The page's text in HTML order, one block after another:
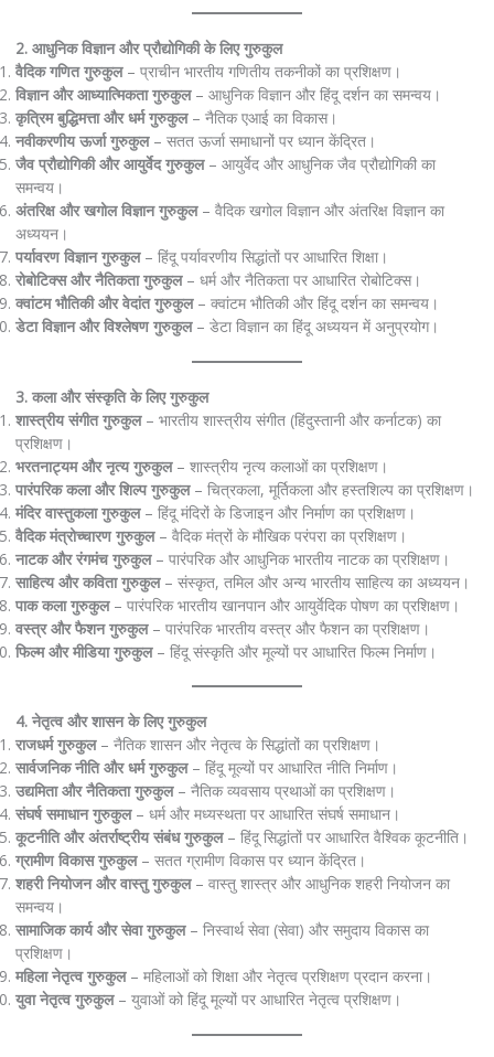
2. आधुनिक विज्ञान और प्रौद्योगिकी के लिए गुरुकुल
वैदिक गणित गुरुकुल– प्राचीन भारतीय गणितीय तकनीकों का प्रशिक्षण।
विज्ञान और आध्यात्मिकता गुरुकुल– आधुनिक विज्ञान और हिंदू दर्शन का समन्वय।
कृत्रिम बुद्धिमत्ता और धर्म गुरुकुल– नैतिक एआई का विकास।
नवीकरणीय ऊर्जा गुरुकुल– सतत ऊर्जा समाधानों पर ध्यान केंद्रित।
जैव प्रौद्योगिकी और आयुर्वेद गुरुकुल– आयुर्वेद और आधुनिक जैव प्रौद्योगिकी का
समन्वय।
अंतरिक्ष और खगोल विज्ञान गुरुकुल– वैदिक खगोल विज्ञान और अंतरिक्ष विज्ञान का
अध्ययन।
पर्यावरण विज्ञान गुरुकुल– हिंदू पर्यावरणीय सिद्धांतों पर आधारित शिक्षा।
रोबोटिक्स और नैतिकता गुरुकुल– धर्म और नैतिकता पर आधारित रोबोटिक्स।
क्वांटम भौतिकी और वेदांत गुरुकुल– क्वांटम भौतिकी और हिंदू दर्शन का समन्वय।
डेटा विज्ञान और विश्लेषण गुरुकुल– डेटा विज्ञान का हिंदू अध्ययन में अनुप्रयोग।
3. कला और संस्कृति के लिए गुरुकुल
शास्त्रीय संगीत गुरुकुल– भारतीय शास्त्रीय संगीत (हिंदुस्तानी और कर्नाटक) का
प्रशिक्षण।
भरतनाट्यम और नृत्य गुरुकुल– शास्त्रीय नृत्य कलाओं का प्रशिक्षण।
पारंपरिक कला और शिल्प गुरुकुल– चित्रकला, मूर्तिकला और हस्तशिल्प का प्रशिक्षण।
मंदिर वास्तुकला गुरुकुल– हिंदू मंदिरों के डिजाइन और निर्माण का प्रशिक्षण।
वैदिक मंत्रोच्चारण गुरुकुल– वैदिक मंत्रों के मौखिक परंपरा का प्रशिक्षण।
नाटक और रंगमंच गुरुकुल– पारंपरिक और आधुनिक भारतीय नाटक का प्रशिक्षण।
साहित्य और कविता गुरुकुल– संस्कृत, तमिल और अन्य भारतीय साहित्य का अध्ययन।
पाक कला गुरुकुल– पारंपरिक भारतीय खानपान और आयुर्वेदिक पोषण का प्रशिक्षण।
वस्त्र और फैशन गुरुकुल– पारंपरिक भारतीय वस्त्र और फैशन का प्रशिक्षण।
फिल्म और मीडिया गुरुकुल– हिंदू संस्कृति और मूल्यों पर आधारित फिल्म निर्माण।
4. नेतृत्व और शासन के लिए गुरुकुल
राजधर्म गुरुकुल– नैतिक शासन और नेतृत्व के सिद्धांतों का प्रशिक्षण।
सार्वजनिक नीति और धर्म गुरुकुल– हिंदू मूल्यों पर आधारित नीति निर्माण।
उद्यमिता और नैतिकता गुरुकुल– नैतिक व्यवसाय प्रथाओं का प्रशिक्षण।
संघर्ष समाधान गुरुकुल– धर्म और मध्यस्थता पर आधारित संघर्ष समाधान।
कूटनीति और अंतर्राष्ट्रीय संबंध गुरुकुल– हिंदू सिद्धांतों पर आधारित वैश्विक कूटनीति।
ग्रामीण विकास गुरुकुल– सतत ग्रामीण विकास पर ध्यान केंद्रित।
शहरी नियोजन और वास्तु गुरुकुल– वास्तु शास्त्र और आधुनिक शहरी नियोजन का
समन्वय।
सामाजिक कार्य और सेवा गुरुकुल– निस्वार्थ सेवा (सेवा) और समुदाय विकास का
प्रशिक्षण।
महिला नेतृत्व गुरुकुल– महिलाओं को शिक्षा और नेतृत्व प्रशिक्षण प्रदान करना।
युवा नेतृत्व गुरुकुल– युवाओं को हिंदू मूल्यों पर आधारित नेतृत्व प्रशिक्षण।